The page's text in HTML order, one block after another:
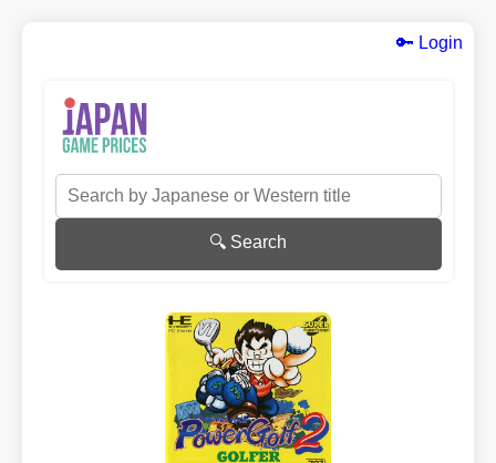
🔑 Login
🔍 Search